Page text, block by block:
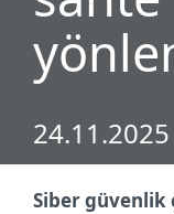
24.11.2025
Siber güvenlik